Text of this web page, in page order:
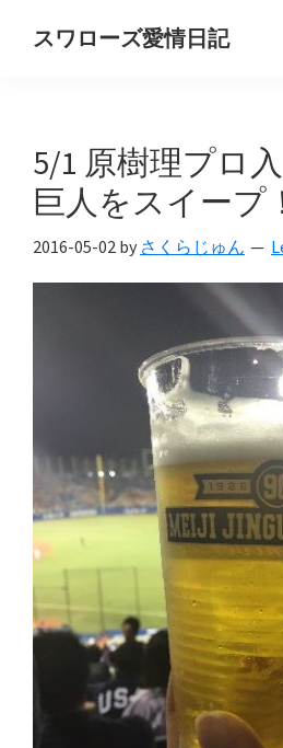
スワローズ愛情日記
ト
ス
ワ
ロ
ー
独
り
言
日
記
5/1 原樹理プロ
巨人をスイープ
2016-05-02 by さくらじゅん